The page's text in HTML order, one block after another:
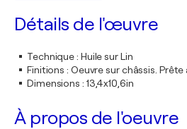
Détails de l'œuvre
Technique: Huile sur Lin
Finitions : Oeuvre sur châssis.
Dimensions : 13,4x10,6in
À propos de l'oeuvre